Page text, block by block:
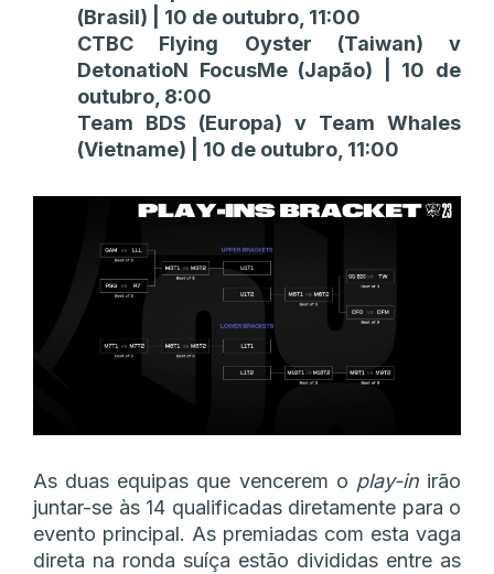
(Brasil) | 10 de outubro, 11:00
CTBC Flying Oyster (Taiwan) v
DetonatioN FocusMe (Japão) | 10 de
outubro, 8:00
Team BDS (Europa) v Team Whales
(Vietname) | 10 de outubro, 11:00
As duas equipas que vencerem o play-inirão
juntar-se às 14 qualificadas diretamente para o
evento principal. As premiadas com esta vaga
direta na ronda suíça estão divididas entre as